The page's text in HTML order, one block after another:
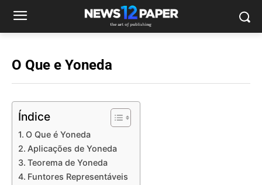
O Que e Yoneda
Índice
O Que é Yoneda
Aplicações de Yoneda
Teorema de Yoneda
Funtores Representáveis